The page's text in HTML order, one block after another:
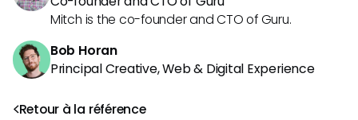
Retour à la référence
Mitch is the co-founder and CTO of Guru.
Bob Horan
Principal Creative, Web & Digital Experience